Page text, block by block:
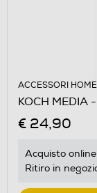
ACCESSORI
KOCH MEDIA
€ 24,90
Acquisto
Ritiro in